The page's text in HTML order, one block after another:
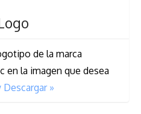
de la marca
en la imagen que desea
Descargar »